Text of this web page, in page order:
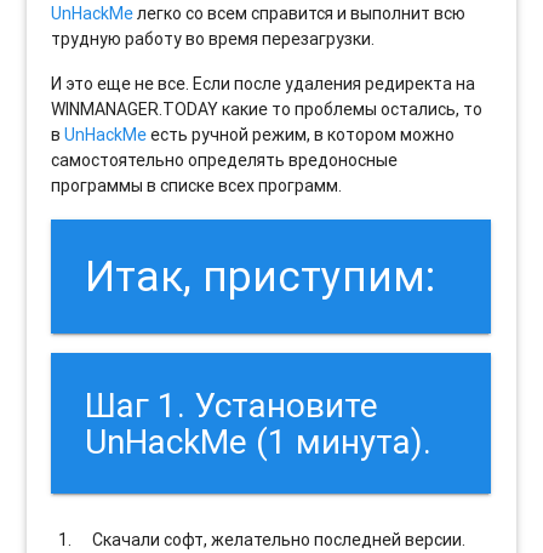
UnHackMeлегко со всем справится и выполнит всю
трудную работу во время перезагрузки.
И это еще не все. Если после удаления редиректа на
WINMANAGER.TODAY какие то проблемы остались, то
вUnHackMeесть ручной режим, в котором можно
самостоятельно определять вредоносные
программы в списке всех программ.
Итак, приступим:
Шаг 1. Установите
UnHackMe (1 минута).
Скачали софт, желательно последней версии.